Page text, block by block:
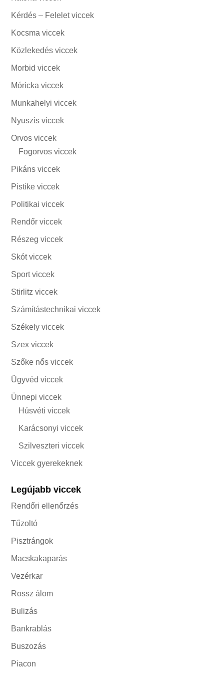
Kérdés – Felelet viccek
Kocsma viccek
Közlekedés viccek
Morbid viccek
Móricka viccek
Munkahelyi viccek
Nyuszis viccek
Orvos viccek
Fogorvos viccek
Pikáns viccek
Pistike viccek
Politikai viccek
Rendőr viccek
Részeg viccek
Skót viccek
Sport viccek
Stirlitz viccek
Számítástechnikai viccek
Székely viccek
Szex viccek
Szőke nős viccek
Ügyvéd viccek
Ünnepi viccek
Húsvéti viccek
Karácsonyi viccek
Szilveszteri viccek
Viccek gyerekeknek
Legújabb viccek
Rendőri ellenőrzés
Tűzoltó
Pisztrángok
Macskakaparás
Vezérkar
Rossz álom
Bulizás
Bankrablás
Buszozás
Piacon